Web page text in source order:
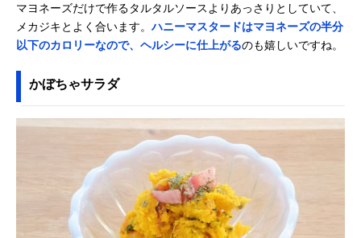
マヨネーズだけで作るタルタルソースよりあっさりとしていて、
メカジキとよく合います。ハニーマスタードはマヨネーズの半分
以下のカロリーなので、ヘルシーに仕上がるのも嬉しいですね。
かぼちゃサラダ